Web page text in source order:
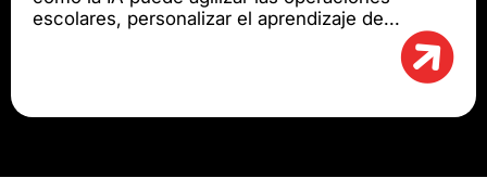
escolares, personalizar el aprendizaje de...